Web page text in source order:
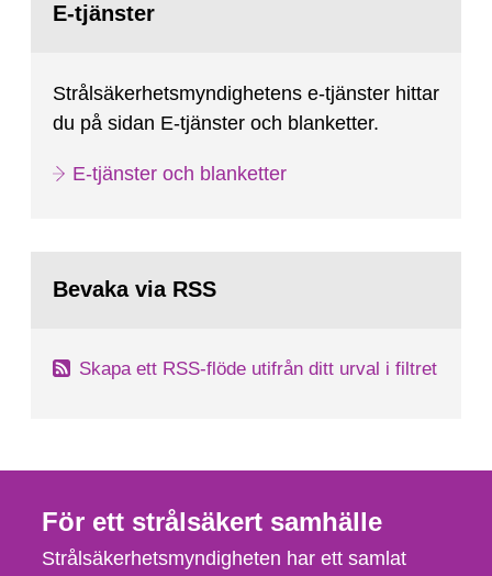
sida:E-tjänster
Strålsäkerhetsmyndighetens e-tjänster hittar
du på sidan E-tjänster och blanketter.
E-tjänster och blanketter
Bevaka via RSS
Skapa ett RSS-flöde utifrån ditt urval i filtret
För ett strålsäkert samhälle
Strålsäkerhetsmyndigheten har ett samlat